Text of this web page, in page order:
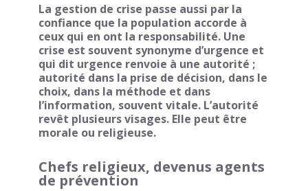
La gestion de crise passe aussi par la
confiance que la population accorde à
ceux qui en ont la responsabilité. Une
crise est souvent synonyme d’urgence et
qui dit urgence renvoie à une autorité ;
autorité dans la prise de décision, dans le
choix, dans la méthode et dans
l’information, souvent vitale. L’autorité
revêt plusieurs visages. Elle peut être
morale ou religieuse.
Chefs religieux, devenus agents
de prévention